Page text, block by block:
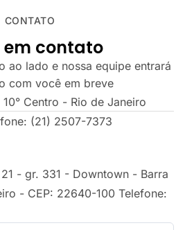
CONTATO
em contato
ao lado e nossa equipe entrará
com você em breve
Centro - Rio de Janeiro
(21) 2507-7373
- gr. 331 - Downtown - Barra
- CEP: 22640-100 Telefone: